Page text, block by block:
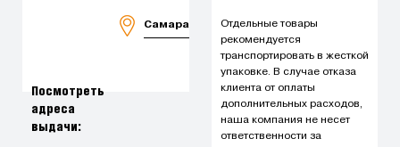
Посмотреть
адреса
выдачи:
Самара
Отдельные товары
рекомендуется
транспортировать в жесткой
упаковке. В случае отказа
клиента от оплаты
дополнительных расходов,
наша компания не несет
ответственности за